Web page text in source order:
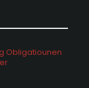
Obligatiounen